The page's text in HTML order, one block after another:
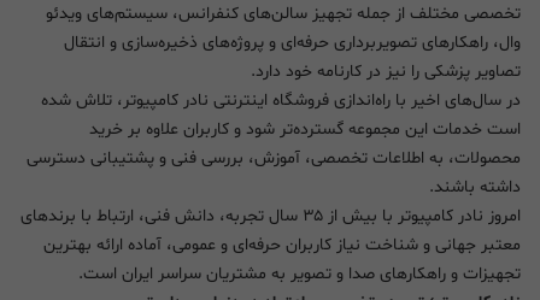
تخصصی مختلف از جمله تجهیز سالن‌های کنفرانس، سیستم‌های ویدئو
وال، راهکارهای تصویربرداری حرفه‌ای و پروژه‌های ذخیره‌سازی و انتقال
تصاویر پزشکی را نیز در کارنامه خود دارد.
در سال‌های اخیر با راه‌اندازی فروشگاه اینترنتی نادر کامپیوتر، تلاش شده
است خدمات این مجموعه گسترده‌تر شود و کاربران علاوه بر خرید
محصولات، به اطلاعات تخصصی، آموزش، بررسی فنی و پشتیبانی دسترسی
داشته باشند.
امروز نادر کامپیوتر با بیش از ۳۵ سال تجربه، دانش فنی، ارتباط با برندهای
معتبر جهانی و شناخت نیاز کاربران حرفه‌ای و عمومی، آماده ارائه بهترین
تجهیزات و راهکارهای صدا و تصویر به مشتریان سراسر ایران است.